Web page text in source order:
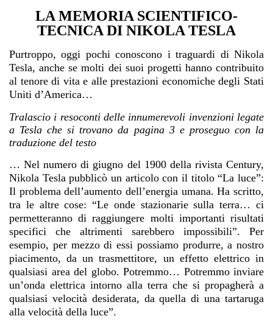
LA MEMORIA SCIENTIFICO-
TECNICA DI NIKOLA TESLA
Purtroppo, oggi pochi conoscono i traguardi di Nikola
Tesla, anche se molti dei suoi progetti hanno contribuito
al tenore di vita e alle prestazioni economiche degli Stati
Uniti d’America…
Tralascio i resoconti delle innumerevoli invenzioni legate
a Tesla che si trovano da pagina 3 e proseguo con la
traduzione del testo
… Nel numero di giugno del 1900 della rivista Century,
Nikola Tesla pubblicò un articolo con il titolo “La luce”:
Il problema dell’aumento dell’energia umana. Ha scritto,
tra le altre cose: “Le onde stazionarie sulla terra… ci
permetteranno di raggiungere molti importanti risultati
specifici che altrimenti sarebbero impossibili”. Per
esempio, per mezzo di essi possiamo produrre, a nostro
piacimento, da un trasmettitore, un effetto elettrico in
qualsiasi area del globo. Potremmo… Potremmo inviare
un’onda elettrica intorno alla terra che si propagherà a
qualsiasi velocità desiderata, da quella di una tartaruga
alla velocità della luce”.